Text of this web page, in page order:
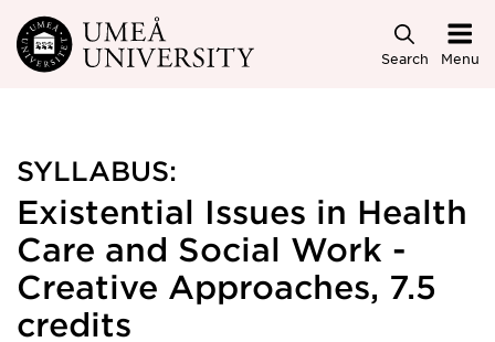
Skip to main content
Search Menu
SYLLABUS:
Existential Issues in Health
Care and Social Work -
Creative Approaches, 7.5
credits